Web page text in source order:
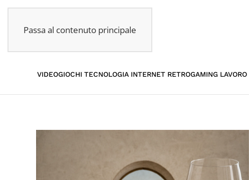
Passa al contenuto principale
VIDEOGIOCHI TECNOLOGIA INTERNET RETROGAMING LAVORO